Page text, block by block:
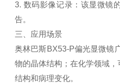
3. 数码影像记录：该显微镜
告。
三、应用场景
奥林巴斯BX53-P偏光显微镜
物的晶体结构；在化学领域
结构和病理变化。